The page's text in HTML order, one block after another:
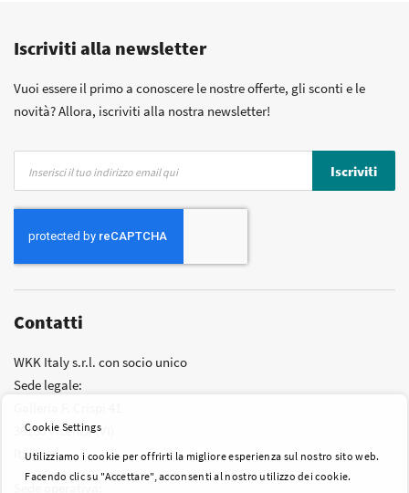
Consulenza Personalizzata
Iscriviti alla newsletter
Vuoi essere il primo a conoscere le nostre offerte, gli sconti e le
novità? Allora, iscriviti alla nostra newsletter!
nostra
Newsletter:
Iscriviti
Contatti
WKK Italy s.r.l. con socio unico
Sede legale:
36100 Vicenza (VI)
Italy
Cookie Settings
Utilizziamo i cookie per offrirti la migliore esperienza sul nostro sito web.
Facendo clic su "Accettare", acconsenti al nostro utilizzo dei cookie.